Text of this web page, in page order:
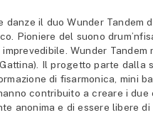
danze il duo Wunder Tandem
Pioniere del suono
Wunder
Il progetto parte dalla
di fisarmonica, mini
contribuito a creare i
anonima e di essere libere